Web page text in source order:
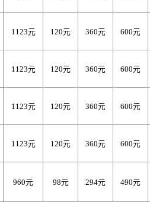
1123元 120元 360元 600元
1123元 120元 360元 600元
1123元 120元 360元 600元
1123元 120元 360元 600元
960元 98元 294元 490元